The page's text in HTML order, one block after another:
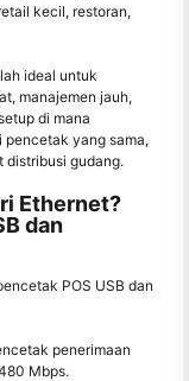
kecil, restoran,
ideal untuk
manajemen jauh,
di mana
pencetak yang sama,
distribusi gudang.
Ethernet?
dan
POS USB dan
penerimaan
Mbps.